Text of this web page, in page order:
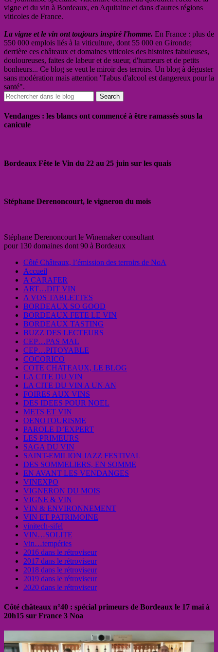
vigne et du vin à Bordeaux, en Aquitaine et dans d'autres régions
viticoles de France.
La vigne et le vin ont toujours inspiré l'homme. En France : plus de
550 000 emplois liés à la viticulture, dont 55 000 en Gironde;
derrière ces châteaux et domaines viticoles des histoires fabuleuses,
douloureuses, faites de labeur et de sueur, d'humeurs et de petits
bonheurs... Ce blog se veut le miroir des terroirs. Un blog à déguster
sans modération mais attention "l'abus d'alcool est dangereux pour la
santé".
Vendanges : les blancs ont commencé à être ramassés sous la
canicule
Bordeaux Fête le Vin du 22 au 25 juin sur les quais
Stéphane Derenoncourt, le vigneron du mois
Stéphane Derenoncourt le Winemaker consultant
pour 130 domaines dont 90 à Bordeaux
Côté Châteaux, l’émission des terroirs de NoA
Accueil
A CARAFER
ART…DIT VIN
A VOS TABLETTES
BORDEAUX SO GOOD
BORDEAUX FETE LE VIN
BORDEAUX TASTING
BUZZ DES LECTEURS
CEP…PAS MAL
CEP…PITOYABLE
COCORICO
COTE CHATEAUX, LE BLOG
LA CITE DU VIN
LA CITE DU VIN A UN AN
FOIRES AUX VINS
DES IDEES POUR NOEL
METS ET VIN
OENOTOURISME
PAROLE D’EXPERT
LES PRIMEURS
SAGA DU VIN
SAINT-EMILION JAZZ FESTIVAL
DES SOMMELIERS, EN SOMME
EN AVANT LES VENDANGES
VINEXPO
VIGNERON DU MOIS
VIGNE & VIN
VIN & ENVIRONNEMENT
VIN ET PATRIMOINE
vinitech-sifel
VIN…SOLITE
Vin…tempéries
2016 dans le rétroviseur
2017 dans le rétroviseur
2018 dans le rétroviseur
2019 dans le rétroviseur
2020 dans le rétroviseur
Côté châteaux n°40 : spécial primeurs de Bordeaux le 17 mai à
20h15 sur France 3 Noa